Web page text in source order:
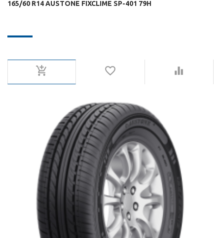
165/60 R14 AUSTONE FIXCLIME SP-401 79H